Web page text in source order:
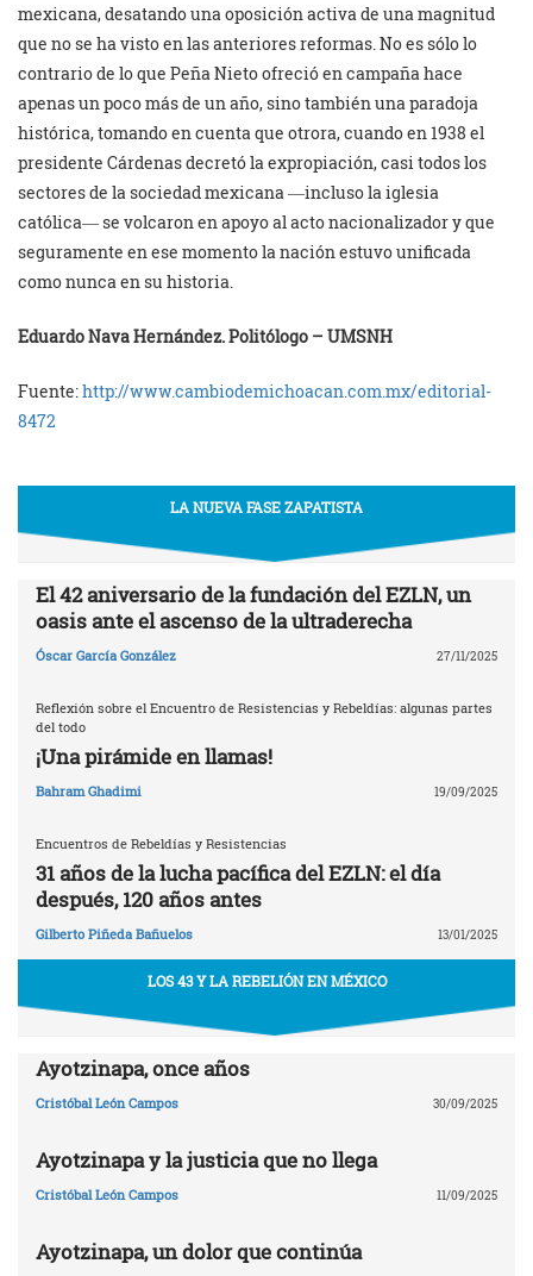
mexicana, desatando una oposición activa de una magnitud
que no se ha visto en las anteriores reformas. No es sólo lo
contrario de lo que Peña Nieto ofreció en campaña hace
apenas un poco más de un año, sino también una paradoja
histórica, tomando en cuenta que otrora, cuando en 1938 el
presidente Cárdenas decretó la expropiación, casi todos los
sectores de la sociedad mexicana ―incluso la iglesia
católica― se volcaron en apoyo al acto nacionalizador y que
seguramente en ese momento la nación estuvo unificada
como nunca en su historia.
Eduardo Nava Hernández. Politólogo – UMSNH
Fuente:http://www.cambiodemichoacan.com.mx/editorial-
8472
LA NUEVA FASE ZAPATISTA
El 42 aniversario de la fundación del EZLN, un
oasis ante el ascenso de la ultraderecha
Óscar García González 27/11/2025
Reflexión sobre el Encuentro de Resistencias y Rebeldías: algunas partes
del todo
¡Una pirámide en llamas!
Bahram Ghadimi 19/09/2025
Encuentros de Rebeldías y Resistencias
31 años de la lucha pacífica del EZLN: el día
después, 120 años antes
Gilberto Piñeda Bañuelos 13/01/2025
LOS 43 Y LA REBELIÓN EN MÉXICO
Ayotzinapa, once años
Cristóbal León Campos 30/09/2025
Ayotzinapa y la justicia que no llega
Cristóbal León Campos 11/09/2025
Ayotzinapa, un dolor que continúa